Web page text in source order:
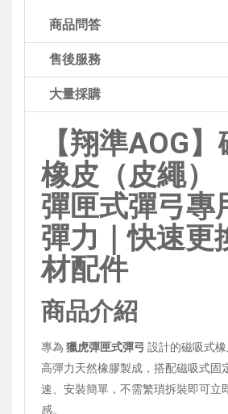
商品問答
售後服務
大量採購
【翔準AOG
橡皮（皮繩）
彈匣式彈弓專
彈力｜快速更
材配件
商品介紹
專為 獵虎彈匣式彈弓 設計的磁吸式
高彈力天然橡膠製成，搭配磁吸式固
速、安裝簡單，不需繁瑣拆裝即可立
感。